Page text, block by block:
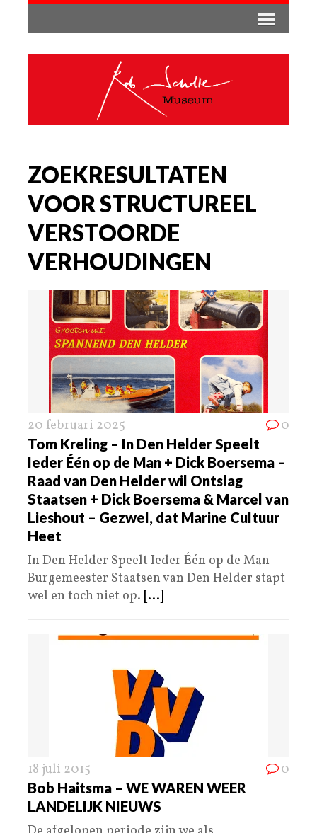
ZOEKRESULTATEN
VOOR STRUCTUREEL
VERSTOORDE
VERHOUDINGEN
20 februari 2025 0
Tom Kreling – In Den Helder Speelt
Ieder Één op de Man + Dick Boersema –
Raad van Den Helder wil Ontslag
Staatsen + Dick Boersema & Marcel van
Lieshout – Gezwel, dat Marine Cultuur
Heet
In Den Helder Speelt Ieder Één op de Man
Burgemeester Staatsen van Den Helder stapt
wel en toch niet op. [...]
18 juli 2015 0
Bob Haitsma – WE WAREN WEER
LANDELIJK NIEUWS